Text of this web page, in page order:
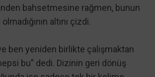
bahsetmesine rağmen, bunun
altını çizdi.
ben yeniden birlikte çalışmaktan
bu” dedi. Dizinin geri dönüş